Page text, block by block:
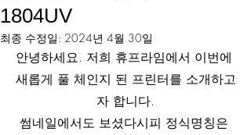
1804UV
최종 수정일: 2024년 4월 30일
안녕하세요. 저희 휴프라임에서 이번에
새롭게 풀 체인지 된 프린터를 소개하고
자 합니다.
썸네일에서도 보셨다시피 정식명칭은